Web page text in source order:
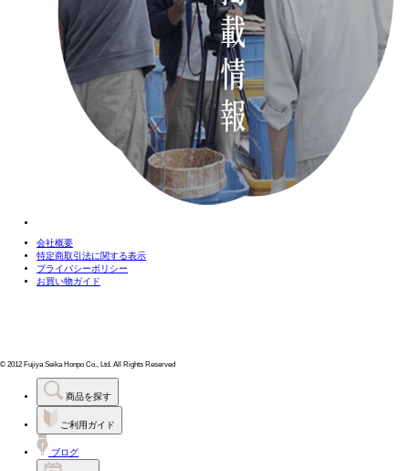
会社概要
特定商取引法に関する表示
プライバシーポリシー
お買い物ガイド
© 2012 Fujiya Seika Honpo Co., Ltd. All Rights Reserved
商品を探す
ご利用ガイド
ブログ